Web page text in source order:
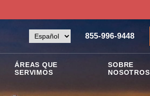
855-996-9448
ÁREAS QUE
SERVIMOS
SOBRE
NOSOTROS